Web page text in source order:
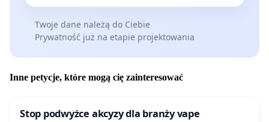
Twoje dane należą do Ciebie
Prywatność już na etapie projektowania
Inne petycje, które mogą cię zainteresować
Stop podwyżce akcyzy dla branży vape